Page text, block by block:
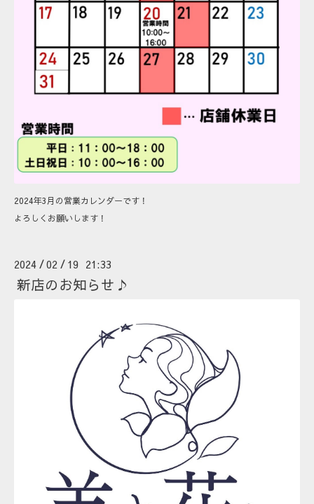
2024年3月の営業カレンダーです！
よろしくお願いします！
2024 /02 / 19 21:33
新店のお知らせ♪